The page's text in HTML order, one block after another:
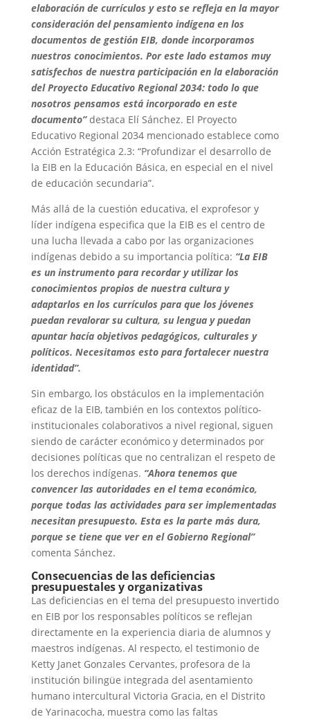
elaboración de currículos y esto se refleja en la mayor
consideración del pensamiento indígena en los
documentos de gestión EIB, donde incorporamos
nuestros conocimientos. Por este lado estamos muy
satisfechos de nuestra participación en la elaboración
del Proyecto Educativo Regional 2034: todo lo que
nosotros pensamos está incorporado en este
documento”destaca Elí Sánchez. El Proyecto
Educativo Regional 2034 mencionado establece como
Acción Estratégica 2.3: “Profundizar el desarrollo de
la EIB en la Educación Básica, en especial en el nivel
de educación secundaria”.
Más allá de la cuestión educativa, el exprofesor y
líder indígena especifica que la EIB es el centro de
una lucha llevada a cabo por las organizaciones
indígenas debido a su importancia política: “La EIB
es un instrumento para recordar y utilizar los
conocimientos propios de nuestra cultura y
adaptarlos en los currículos para que los jóvenes
puedan revalorar su cultura, su lengua y puedan
apuntar hacía objetivos pedagógicos, culturales y
políticos. Necesitamos esto para fortalecer nuestra
identidad”.
Sin embargo, los obstáculos en la implementación
eficaz de la EIB, también en los contextos político-
institucionales colaborativos a nivel regional, siguen
siendo de carácter económico y determinados por
decisiones políticas que no centralizan el respeto de
los derechos indígenas. “Ahora tenemos que
convencer las autoridades en el tema económico,
porque todas las actividades para ser implementadas
necesitan presupuesto. Esta es la parte más dura,
porque se tiene que ver en el Gobierno Regional”
comenta Sánchez.
Consecuencias de las deficiencias
presupuestales y organizativas
Las deficiencias en el tema del presupuesto invertido
en EIB por los responsables políticos se reflejan
directamente en la experiencia diaria de alumnos y
maestros indígenas. Al respecto, el testimonio de
Ketty Janet Gonzales Cervantes, profesora de la
institución bilingüe integrada del asentamiento
humano intercultural Victoria Gracia, en el Distrito
de Yarinacocha, muestra como las faltas